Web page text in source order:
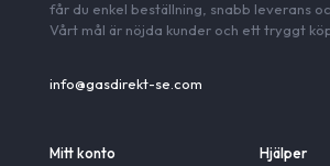
får du enkel beställning, snabb leverans
Vårt mål är nöjda kunder och ett tryggt
info@gasdirekt-se.com
Mitt konto Hjälper